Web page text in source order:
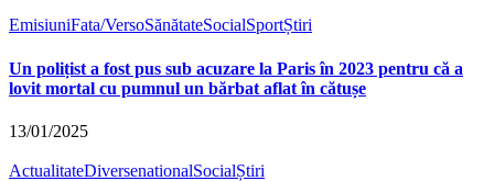
EmisiuniFata/VersoSănătateSocialSportȘtiri
Un polițist a fost pus sub acuzare la Paris în 2023 pentru că a
lovit mortal cu pumnul un bărbat aflat în cătușe
13/01/2025
ActualitateDiversenationalSocialȘtiri